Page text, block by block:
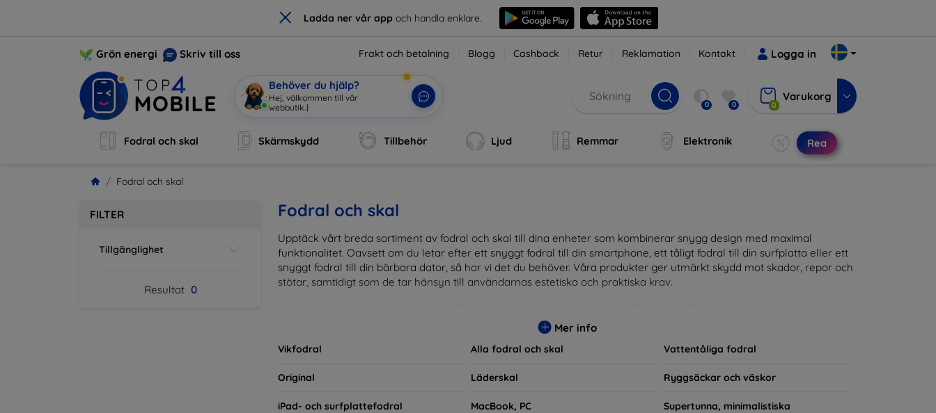
× Ladda ner vår app och handla enklare.
Grön energi Skriv till oss Frakt och betalning Blogg Cashback Retur Reklamation Kontakt Logga in
Behöver du hjälp?
Hej, välkommen till vår
webbutik. | 0 0 0
Varukorg
Fodral och skal Skärmskydd Tillbehör Ljud Remmar Elektronik Rea
Fodral och skal
FILTER
Tillgänglighet
Resultat 0
Fodral och skal
Upptäck vårt breda sortiment av fodral och skal till dina enheter som kombinerar snygg design med maximal
funktionalitet. Oavsett om du letar efter ett snyggt fodral till din smartphone, ett tåligt fodral till din surfplatta eller ett
snyggt fodral till din bärbara dator, så har vi det du behöver. Våra produkter ger utmärkt skydd mot skador, repor och
stötar, samtidigt som de tar hänsyn till användarnas estetiska och praktiska krav.
inte bara praktiska utan också moderiktiga, vilket gör dem till en integrerad del av din vardagsoutfit. För teknikälskare
eller de som bara vill skydda sin investering, vi finns här för dig.
Mer info
Vikfodral Alla fodral och skal Vattentåliga fodral
Original Läderskal Ryggsäckar och väskor
iPad- och surfplattefodral MacBook, PC Supertunna, minimalistiska